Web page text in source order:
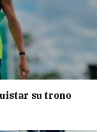
su trono